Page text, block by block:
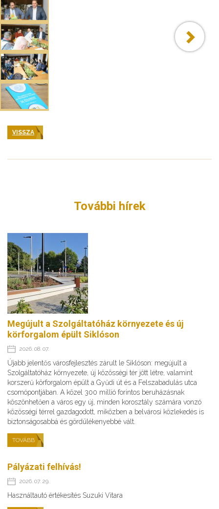
VISSZA
További hírek
Megújult a Szolgáltatóház környezete és új
körforgalom épült Siklóson
2026. 08. 07.
Újabb jelentős városfejlesztés zárult le Siklóson: megújult a
Szolgáltatóház környezete, új közösségi tér jött létre, valamint
korszerű körforgalom épült a Gyűdi út és a Felszabadulás utca
csomópontjában. A közel 300 millió forintos beruházásnak
köszönhetően a város egy új, minden korosztály számára vonzó
közösségi térrel gazdagodott, miközben a belvárosi közlekedés is
biztonságosabbá és gördülékenyebbé vált.
TOVÁBB
Pályázati felhívás!
2026. 07. 29.
Használtautó értékesítés Suzuki Vitara